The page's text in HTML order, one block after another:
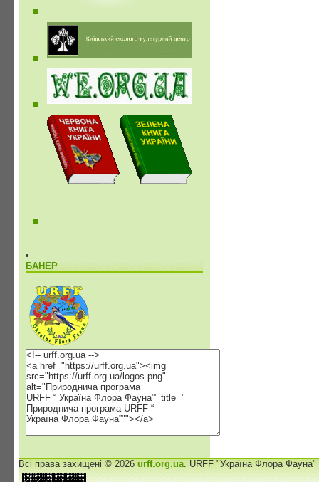
БАНЕР
Всі права захищені © 2026urff.org.ua. URFF "Україна Флора Фауна"